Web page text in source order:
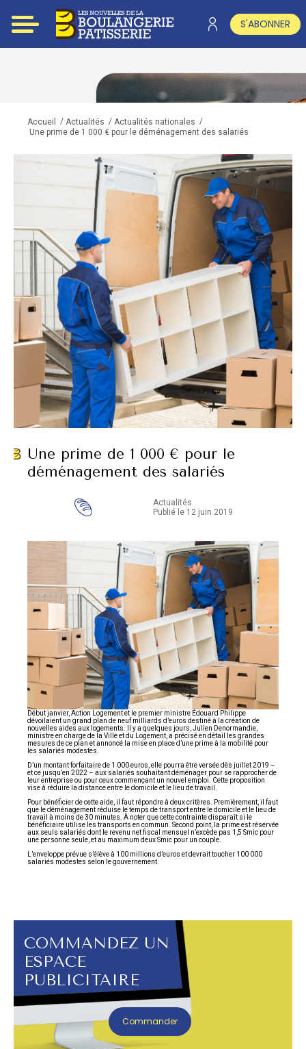
S'ABONNER
Accueil / Actualités / Actualités nationales /
Une prime de 1 000 € pour le déménagement des salariés
Une prime de 1 000 € pour le
déménagement des salariés
Actualités
Publié le 12 juin 2019
Début janvier, Action Logement et le premier ministre Édouard Philippe
dévoilaient un grand plan de neuf milliards d’euros destiné à la création de
nouvelles aides aux logements. Il y a quelques jours, Julien Denormandie,
ministre en charge de la Ville et du Logement, a précisé en détail les grandes
mesures de ce plan et annoncé la mise en place d’une prime à la mobilité pour
les salariés modestes.
D’un montant forfaitaire de 1 000 euros, elle pourra être versée dès juillet 2019 –
et ce jusqu’en 2022 – aux salariés souhaitant déménager pour se rapprocher de
leur entreprise ou pour ceux commençant un nouvel emploi. Cette proposition
vise à réduire la distance entre le domicile et le lieu de travail.
Pour bénéficier de cette aide, il faut répondre à deux critères. Premièrement, il faut
que le déménagement réduise le temps de transport entre le domicile et le lieu de
travail à moins de 30 minutes. À noter que cette contrainte disparaît si le
bénéficiaire utilise les transports en commun. Second point, la prime est réservée
aux seuls salariés dont le revenu net fiscal mensuel n’excède pas 1,5 Smic pour
une personne seule, et au maximum deux Smic pour un couple.
L’enveloppe prévue s’élève à 100 millions d’euros et devrait toucher 100 000
salariés modestes selon le gouvernement.
COMMANDEZ UN
ESPACE
PUBLICITAIRE
Commander